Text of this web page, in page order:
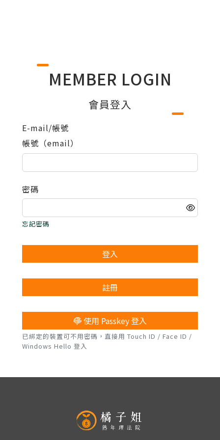
MEMBER LOGIN
會員登入
E-mail/帳號
帳號（email）
密碼
忘記密碼
登入
註冊
使用 Passkey 登入
已綁定的裝置可不用密碼，直接用 Touch ID / Face ID /
Windows Hello 登入